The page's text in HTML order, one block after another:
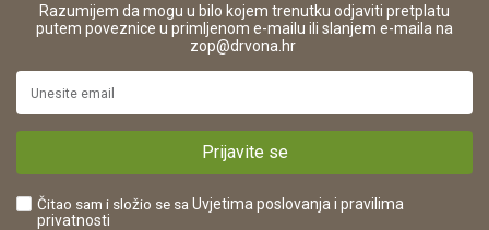
16280
https://www.drvona.hr/
POREZNI BROJ:
Reklamacije
Plaćanje karticama
Što dobivam registracijom?
Razumijem da mogu u bilo kojem trenutku odjaviti pretplatu
putem poveznice u primljenom e-mailu ili slanjem e-maila na
zop@drvona.hr
Prijavite se
Čitao sam i složio se sa Uvjetima poslovanja i pravilima
privatnosti